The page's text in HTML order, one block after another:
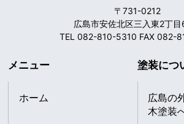
〒731-0212
広島市安佐北区三入東2丁
TEL 082-810-5310 FAX 082-
メニュー
ホーム
塗装につ
広島の
木塗装